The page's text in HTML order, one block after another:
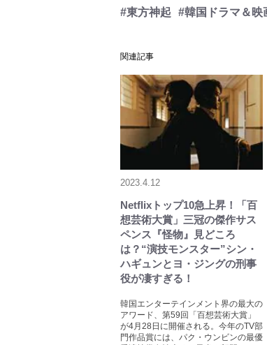
#東方神起
#韓国ドラマ＆映
関連記事
2023.4.12
Netflixトップ10急上昇！「百
想芸術大賞」三冠の傑作サス
ペンス『怪物』見どころ
は？“演技モンスター”シン・
ハギュンとヨ・ジングの刑事
役が凄すぎる！
韓国エンターテインメント界の最大の
アワード、第59回「百想芸術大賞」
が4月28日に開催される。今年のTV部
門作品賞には、パク・ウンビンの最優